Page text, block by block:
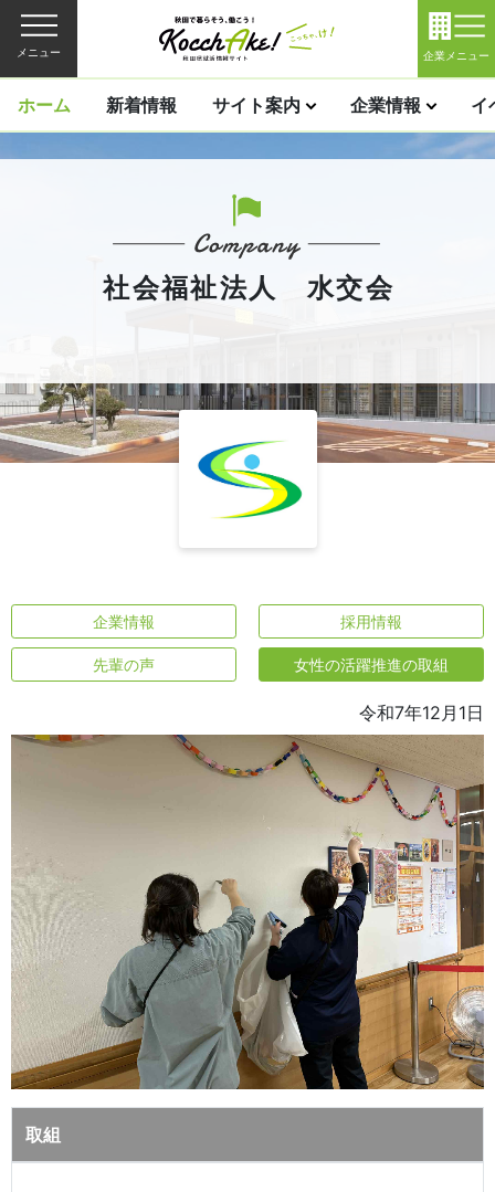
メニュー 企業メニュー
ホーム 新着情報 サイト案内 企業情報 イ
社会福祉法人 水交会
企業情報 採用情報
先輩の声 女性の活躍推進の取組
令和7年12月1日
取組